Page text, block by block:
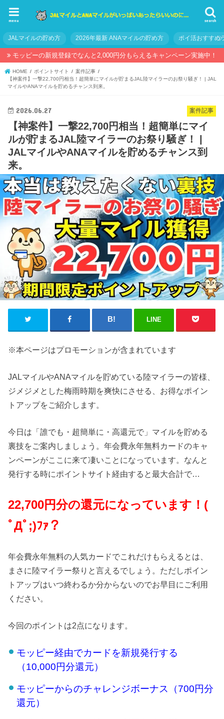
search
menu
JALマイルの貯め方 2026年最新 ANAマイルの貯め方 ポイ活おすすめ
モッピーの新規登録でなんと2,000円分もらえるキャンペーン実施中！
HOME ポイントサイト
案件記事
【神案件】一撃22,700円相当！超簡単にマイルが貯まるJAL陸マイラーのお祭り騒ぎ！ | JAL
マイルやANAマイルを貯めるチャンス到来。
案件記事
2026.06.27
【神案件】一撃22,700円相当！超簡単にマイ
ルが貯まるJAL陸マイラーのお祭り騒ぎ！ |
JALマイルやANAマイルを貯めるチャンス到
来。
LINE
※本ページはプロモーションが含まれています
JALマイルやANAマイルを貯めている陸マイラーの皆様、
ジメジメとした梅雨時期を爽快にさせる、お得なポイン
トアップをご紹介します。
今日は「誰でも・超簡単に・高還元で」マイルを貯める
裏技をご案内しましょう。年会費永年無料カードのキャ
ンペーンがここに来て凄いことになっています。なんと
発行する時にポイントサイト経由すると最大合計で…
22,700円分の還元になっています！(
ﾟДﾟ;)ﾌｧ？
年会費永年無料の人気カードでこれだけもらえるとは、
まさに陸マイラー祭りと言えるでしょう。ただしポイン
トアップはいつ終わるか分からないのでお早目にご利用
ください。
今回のポイントは2点になります。
モッピー経由でカードを新規発行する
（10,000円分還元）
モッピーからのチャレンジボーナス（700円分
還元）